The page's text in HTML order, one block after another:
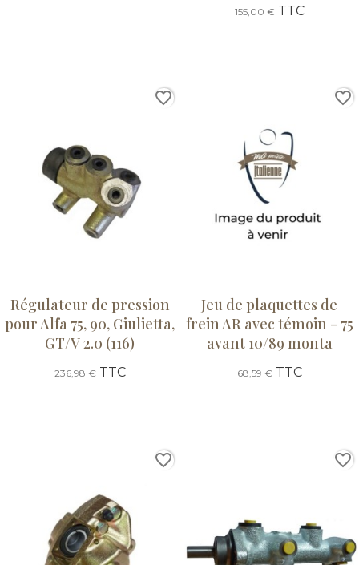
155,00 €TTC
Régulateur de pression
pour Alfa 75, 90, Giulietta,
GT/V 2.0 (116)
236,98 €TTC
favorite_border
Jeu de plaquettes de
frein AR avec témoin - 75
avant 10/89 monta
68,59 €TTC
favorite_border
favorite_border favorite_border